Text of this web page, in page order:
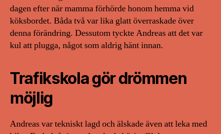
dagen efter när mamma förhörde honom hemma vid
köksbordet. Båda två var lika glatt överraskade över
denna förändring. Dessutom tyckte Andreas att det var
kul att plugga, något som aldrig hänt innan.
Trafikskola gör drömmen
möjlig
Andreas var tekniskt lagd och älskade även att leka med